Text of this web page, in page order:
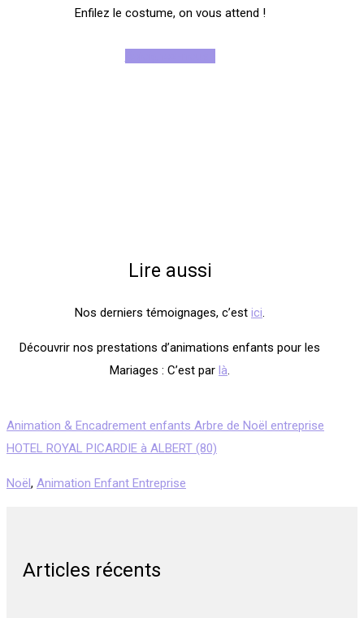
Enfilez le costume, on vous attend !
Lire aussi
Nos derniers témoignages, c’est ici.
Découvrir nos prestations d’animations enfants pour les
Mariages : C’est par là.
Animation & Encadrement enfants Arbre de Noël entreprise
HOTEL ROYAL PICARDIE à ALBERT (80)
Noël, Animation Enfant Entreprise
Articles récents